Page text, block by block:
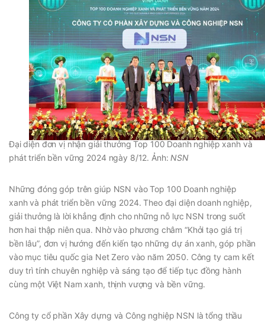
Đại diện đơn vị nhận giải thưởng Top 100 Doanh nghiệp xanh và
phát triển bền vững 2024 ngày 8/12. Ảnh: NSN
Những đóng góp trên giúp NSN vào Top 100 Doanh nghiệp
xanh và phát triển bền vững 2024. Theo đại diện doanh nghiệp,
giải thưởng là lời khẳng định cho những nỗ lực NSN trong suốt
hơn hai thập niên qua. Nhờ vào phương châm “Khởi tạo giá trị
bền lâu”, đơn vị hướng đến kiến tạo những dự án xanh, góp phần
vào mục tiêu quốc gia Net Zero vào năm 2050. Công ty cam kết
duy trì tính chuyên nghiệp và sáng tạo để tiếp tục đồng hành
cùng một Việt Nam xanh, thịnh vượng và bền vững.
Công ty cổ phần Xây dựng và Công nghiệp NSN là tổng thầu